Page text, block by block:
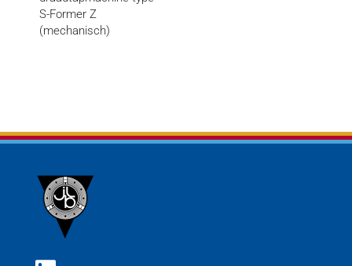
S-Former Z
(mechanisch)